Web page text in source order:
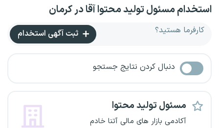
استخدام مسئول تولید محتوا آقا در کرمان
کارفرما هستید؟ ثبت آگهی استخدام
دنبال کردن نتایج جستجو
مسئول تولید محتوا
آکادمی بازار های مالی آتنا خادم